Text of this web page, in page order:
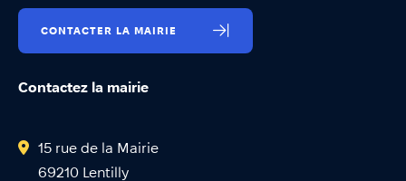
CONTACTER LA MAIRIE
Contactez la mairie
15 rue de la Mairie
69210 Lentilly